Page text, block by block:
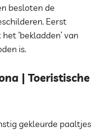
besloten de
Eerst
‘bekladden’ van
is.
| Toeristische
gekleurde paaltjes